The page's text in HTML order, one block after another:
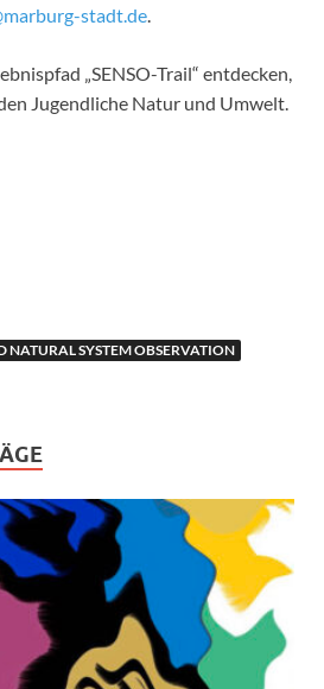
stadt.de
„SENSO-Trail“ entdecken,
Jugendliche Natur und Umwelt.
NATURAL SYSTEM OBSERVATION